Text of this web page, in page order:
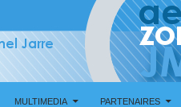
MULTIMEDIA PARTENAIRES